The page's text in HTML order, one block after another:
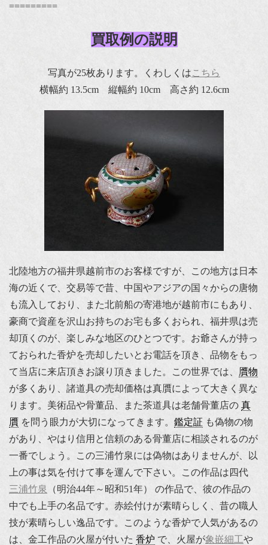
=========
買取例の説明
写真が25枚あります。くわしくはこちら
横幅約 13.5cm 縦幅約 10cm 高さ約 12.6cm
北陸地方の福井県越前市のお客様ですが、この地方は日本
海の近くで、交易等で昔、中国やアジアの国々からの唐物
も流入しており、また北前船の寄港地が越前市にもあり、
豪商で資産を沢山お持ちのお宅も多くおられ、福井県は売
却頂くのが、楽しみな地区のひとつです。お爺さんが持っ
ておられた香炉を売却したいとお電話を頂き、品物をもっ
て当店に来店頂きお譲り頂きました。この世界では、 贋物
が多くあり、諸道具の売却価格は真贋によって大きく異な
ります。美術品や骨董品、また茶道具は老舗骨董店の 真
贋 を問う眼力が大切になってきます。 鑑定証 も偽物の物
があり、やはり信用と信頼のある骨董店に相談されるのが
一番でしょう。この三浦竹泉には偽物はありませんが、以
上の事は気を付けて事を運んで下さい。この作品は四代
三浦竹泉
（明治44年～昭和51年） の作品で、彼の作品の
中でも上手の名品です。赤絵付けが素晴らしく、昔の職人
技が素晴らしい逸品です。このような香炉で人気があるの
は、金工作品の火屋が付いた 香炉 で、火屋が象嵌細工や